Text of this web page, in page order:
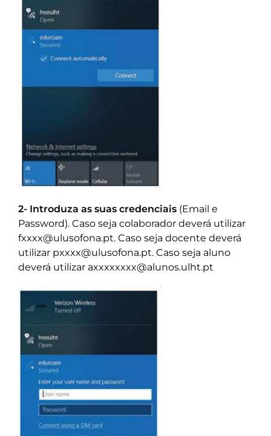
2- Introduza as suas credenciais (Email e
Password). Caso seja colaborador deverá utilizar
fxxxx@ulusofona.pt. Caso seja docente deverá
utilizar pxxxx@ulusofona.pt. Caso seja aluno
deverá utilizar axxxxxxxx@alunos.ulht.pt